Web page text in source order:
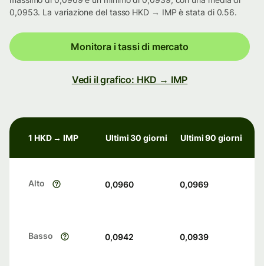
0,0953. La variazione del tasso HKD → IMP è stata di 0.56.
Monitora i tassi di mercato
Vedi il grafico: HKD → IMP
1 HKD → IMP Ultimi 30 giorni Ultimi 90 giorni
Alto 0,0960 0,0969
Basso 0,0942 0,0939